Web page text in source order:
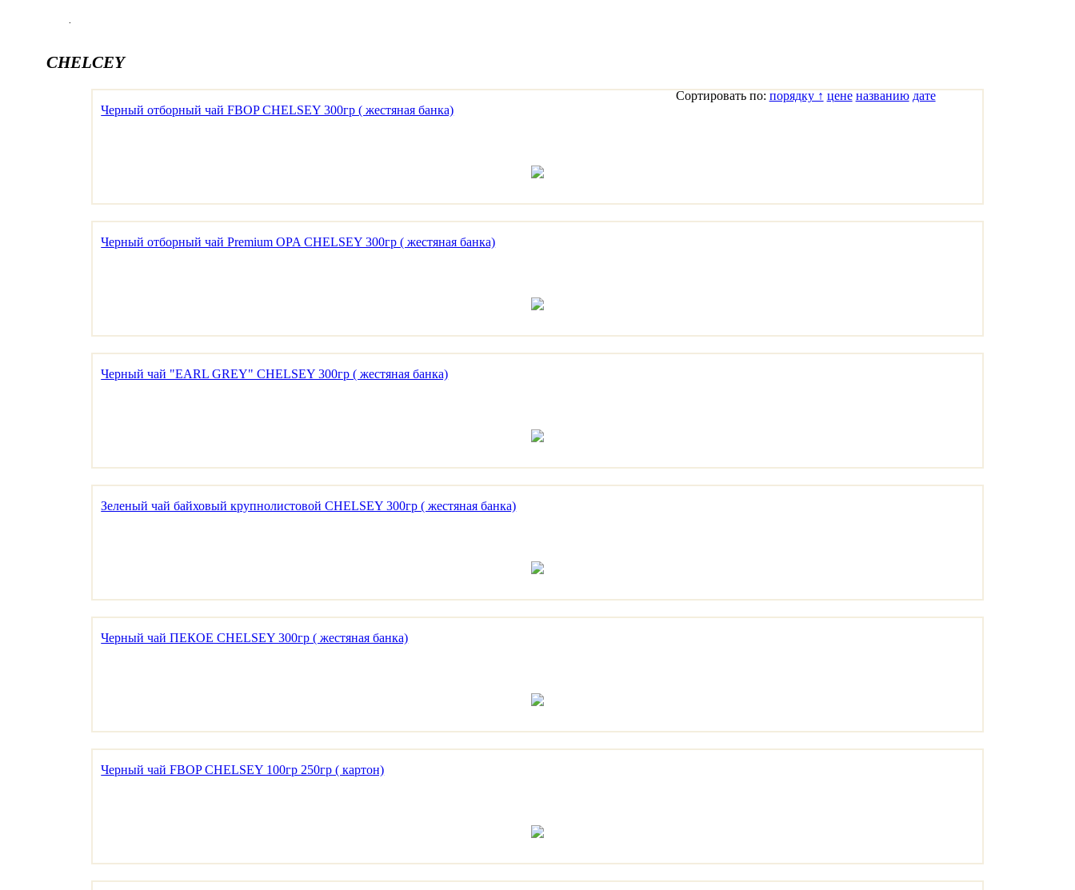
.
CHELCEY
Сортировать по: порядку ↑ цене названию дате
Черный отборный чай FBOP CHELSEY 300гр ( жестяная банка)
Черный отборный чай Premium OPA CHELSEY 300гр ( жестяная банка)
Черный чай "EARL GREY" CHELSEY 300гр ( жестяная банка)
Зеленый чай байховый крупнолистовой CHELSEY 300гр ( жестяная банка)
Черный чай ПЕКОЕ CHELSEY 300гр ( жестяная банка)
Черный чай FBOP CHELSEY 100гр 250гр ( картон)